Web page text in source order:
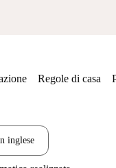
Regole di casa
inglese